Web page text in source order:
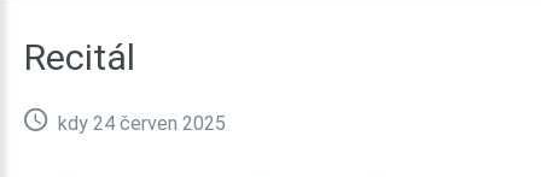
Recitál
kdy 24 červen 2025